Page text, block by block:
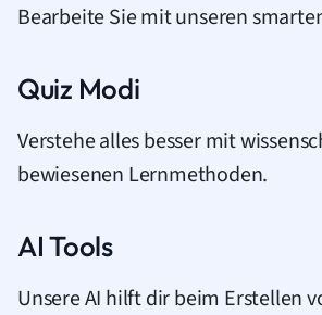
Bearbeite Sie mit unseren
Quiz Modi
Verstehe alles besser mit
bewiesenen Lernmethoden.
AI Tools
Unsere AI hilft dir beim Erstellen